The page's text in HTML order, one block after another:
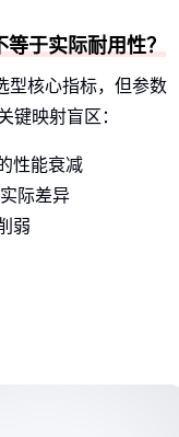
等于实际耐用性？
型核心指标，但参数
键映射盲区：
性能衰减
际差异
弱